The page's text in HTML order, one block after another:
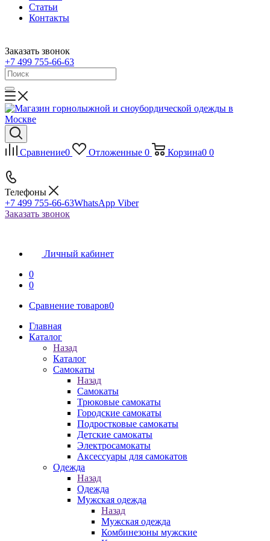
Статьи
Контакты
Заказать звонок
+7 499 755-66-63
Сравнение0 Отложенные 0 Корзина0 0
Телефоны
+7 499 755-66-63WhatsApp Viber
Заказать звонок
Личный кабинет
0
0
Сравнение товаров0
Главная
Каталог
Назад
Каталог
Самокаты
Назад
Самокаты
Трюковые самокаты
Городские самокаты
Подростковые самокаты
Детские самокаты
Электросамокаты
Аксессуары для самокатов
Одежда
Назад
Одежда
Мужская одежда
Назад
Мужская одежда
Комбинезоны мужские